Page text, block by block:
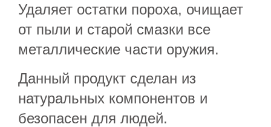
Удаляет остатки пороха, очищает
от пыли и старой смазки все
металлические части оружия.
Данный продукт сделан из
натуральных компонентов и
безопасен для людей.